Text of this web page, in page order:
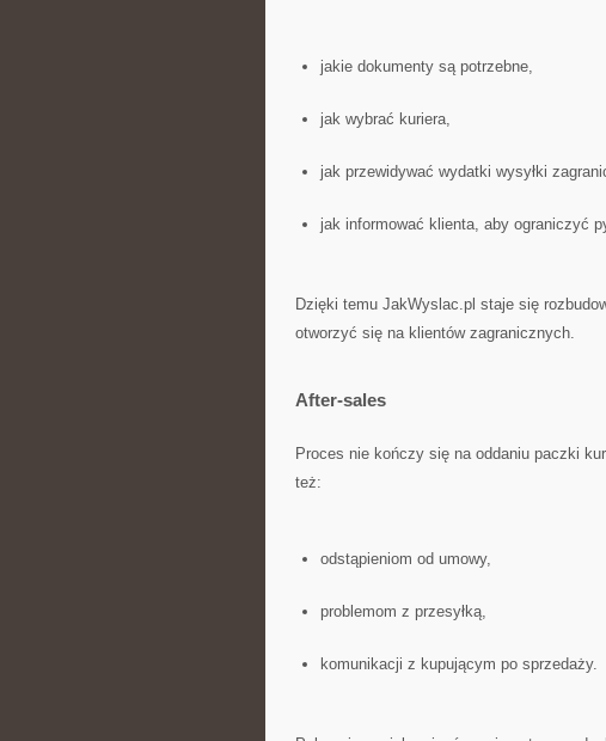
jakie dokumenty są potrzebne,
jak wybrać kuriera,
jak przewidywać wydatki wysyłki
jak informować klienta, aby ograniczyć
Dzięki temu JakWyslac.pl staje się
otworzyć się na klientów zagranicznych.
After-sales
Proces nie kończy się na oddaniu paczki
też:
odstąpieniom od umowy,
problemom z przesyłką,
komunikacji z kupującym po sprzedaży.